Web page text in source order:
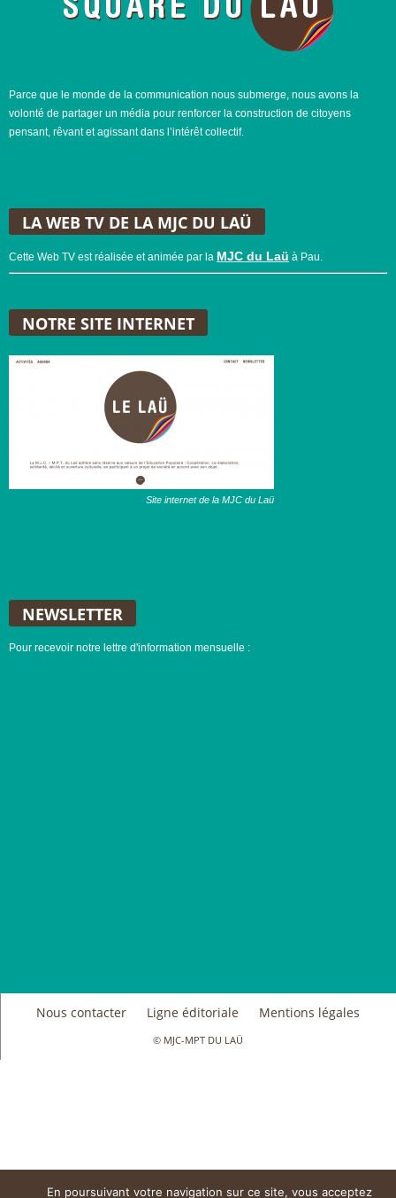
Parce que le monde de la communication nous submerge, nous avons la
volonté de partager un média pour renforcer la construction de citoyens
pensant, rêvant et agissant dans l’intérêt collectif.
LA WEB TV DE LA MJC DU LAÜ
Cette Web TV est réalisée et animée par la MJC du Laü à Pau.
NOTRE SITE INTERNET
Site internet de la MJC du Laü
NEWSLETTER
Pour recevoir notre lettre d'information mensuelle :
Nous contacter Ligne éditoriale Mentions légales
© MJC-MPT DU LAÜ
En poursuivant votre navigation sur ce site, vous acceptez